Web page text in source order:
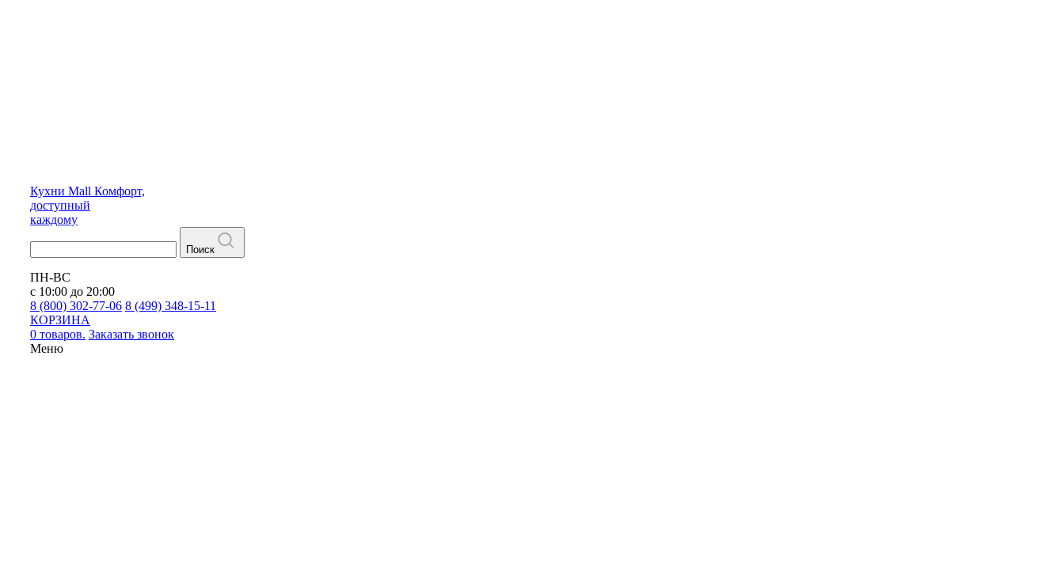
Кухни Mall Комфорт,
доступный
каждому
Поиск
ПН-ВС
с 10:00 до 20:00
8 (800) 302-77-06 8 (499) 348-15-11
КОРЗИНА
0 товаров. Заказать звонок
Меню